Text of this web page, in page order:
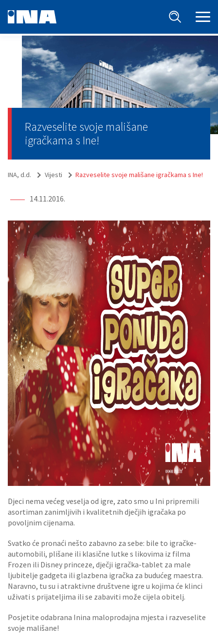
Razveselite svoje mališane
igračkama s Ine!
INA, d.d. Vijesti Razveselite svoje mališane igračkama s Ine!
14.11.2016.
Djeci nema većeg veselja od igre, zato smo u Ini pripremili
asortiman zanimljivih i kvalitetnih dječjih igračaka po
povoljnim cijenama.
Svatko će pronaći nešto zabavno za sebe: bile to igračke-
automobili, plišane ili klasične lutke s likovima iz filma
Frozen ili Disney princeze, dječji igračka-tablet za male
ljubitelje gadgeta ili glazbena igračka za budućeg maestra.
Naravno, tu su i atraktivne društvene igre u kojima će klinci
uživati s prijateljima ili se zabaviti može cijela obitelj.
Posjetite odabrana Inina maloprodajna mjesta i razveselite
svoje mališane!